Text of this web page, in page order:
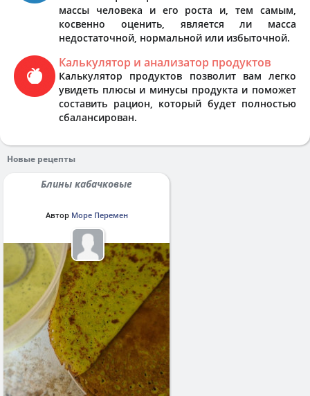
массы человека и его роста и, тем самым,
косвенно оценить, является ли масса
недостаточной, нормальной или избыточной.
Калькулятор и анализатор продуктов
Калькулятор продуктов позволит вам легко
увидеть плюсы и минусы продукта и поможет
составить рацион, который будет полностью
сбалансирован.
Новые рецепты
Блины кабачковые
Автор Море Перемен